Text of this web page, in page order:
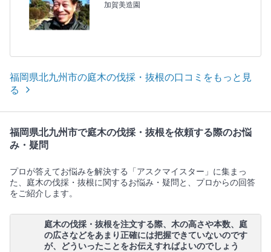
加賀美造園
福岡県北九州市の庭木の伐採・抜根の口コミをもっと見
る
福岡県北九州市で庭木の伐採・抜根を依頼する際のお悩
み・疑問
プロが答えてお悩みを解決する「アスクマイスター」に集まっ
た、庭木の伐採・抜根に関するお悩み・疑問と、プロからの回答
をご紹介します。
庭木の伐採・抜根を注文する際、木の高さや本数、庭
の広さなどをあまり正確には把握できていないのです
が、どういったことをお伝えすればよいのでしょう